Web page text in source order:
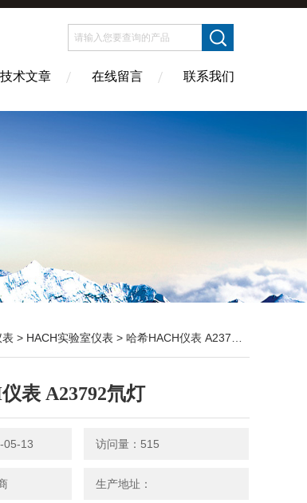
技术文章 在线留言 联系我们
> HACH实验室仪表 > 哈希HACH仪表 A23792氘灯
表 A23792氘灯
05-13 访问量：515
生产地址：